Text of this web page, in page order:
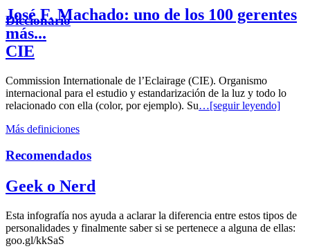
José F. Machado: uno de los 100 gerentes
más...
Diccionario
CIE
Commission Internationale de l’Eclairage (CIE). Organismo
internacional para el estudio y estandarización de la luz y todo lo
relacionado con ella (color, por ejemplo). Su…[seguir leyendo]
Más definiciones
Recomendados
Geek o Nerd
Esta infografía nos ayuda a aclarar la diferencia entre estos tipos de
personalidades y finalmente saber si se pertenece a alguna de ellas:
goo.gl/kkSaS